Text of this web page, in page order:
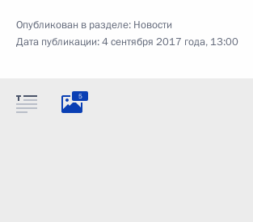
Опубликован в разделе: Новости
Дата публикации:4 сентября 2017 года, 13:00
5